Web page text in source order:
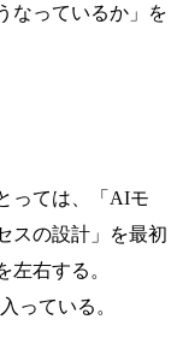
なっているか」を
っては、「AIモ
スの設計」を最初
右する。
っている。